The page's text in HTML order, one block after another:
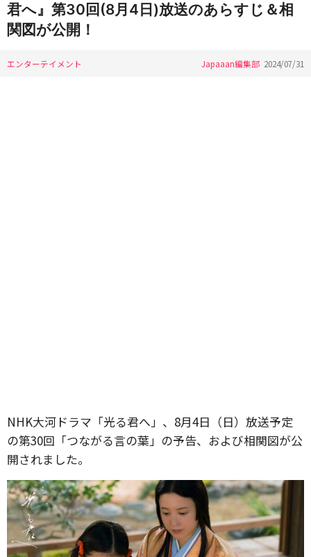
君へ』第30回(8月4日)放送のあらすじ＆相
関図が公開！
エンターテイメント Japaaan編集部 2024/07/31
NHK大河ドラマ「光る君へ」、8月4日（日）放送予定
の第30回「つながる言の葉」の予告、および相関図が公
開されました。